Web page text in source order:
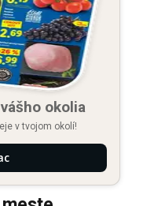
okolia
v tvojom okolí!